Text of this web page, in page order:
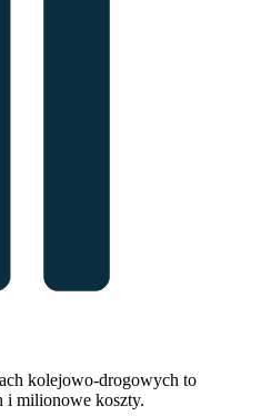
kolejowo-drogowych to
i milionowe koszty.